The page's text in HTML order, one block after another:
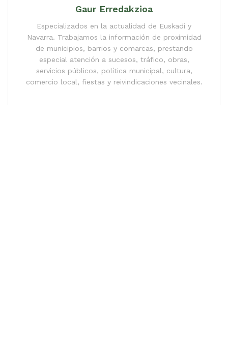
Gaur Erredakzioa
Especializados en la actualidad de Euskadi y
Navarra. Trabajamos la información de proximidad
de municipios, barrios y comarcas, prestando
especial atención a sucesos, tráfico, obras,
servicios públicos, política municipal, cultura,
comercio local, fiestas y reivindicaciones vecinales.